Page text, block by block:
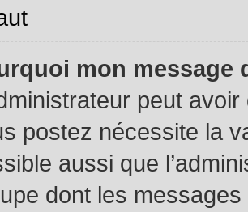
mon message
peut
postez nécessite la
aussi que
dont les